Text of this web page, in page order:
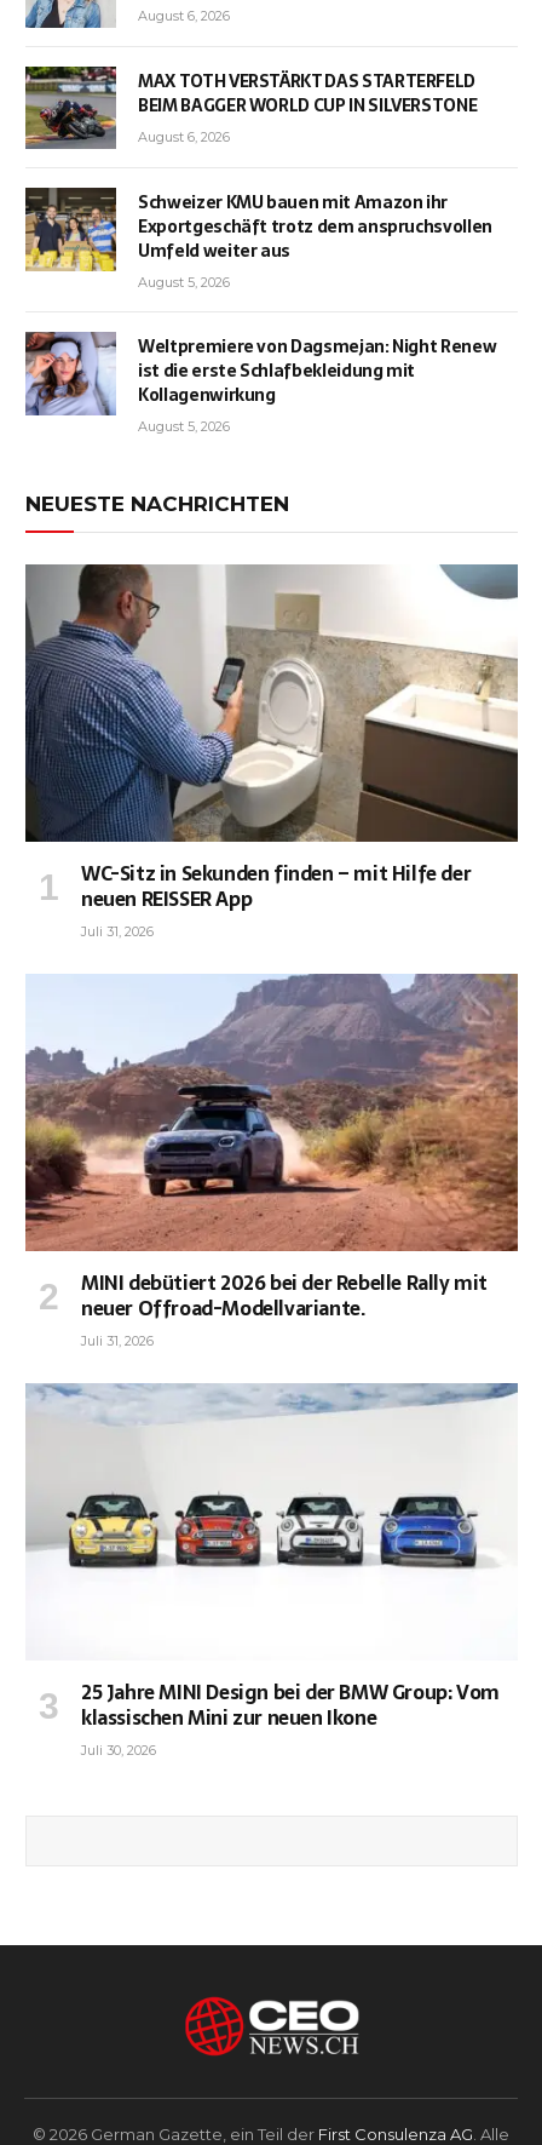
August 6, 2026
MAX TOTH VERSTÄRKT DAS STARTERFELD
BEIM BAGGER WORLD CUP IN SILVERSTONE
August 6, 2026
Schweizer KMU bauen mit Amazon ihr
Exportgeschäft trotz dem anspruchsvollen
Umfeld weiter aus
August 5, 2026
Weltpremiere von Dagsmejan: Night Renew
ist die erste Schlafbekleidung mit
Kollagenwirkung
August 5, 2026
NEUESTE NACHRICHTEN
WC-Sitz in Sekunden finden – mit Hilfe der
neuen REISSER App
Juli 31, 2026
MINI debütiert 2026 bei der Rebelle Rally mit
neuer Offroad-Modellvariante.
Juli 31, 2026
25 Jahre MINI Design bei der BMW Group: Vom
klassischen Mini zur neuen Ikone
Juli 30, 2026
© 2026 German Gazette, ein Teil der First Consulenza AG . Alle